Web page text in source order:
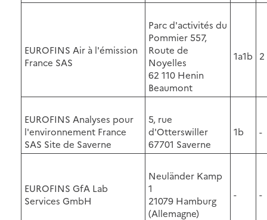
EUROFINS Air à l'émission
France SAS
Parc d'activités du
Pommier 557,
Route de
Noyelles
62 110 Henin
Beaumont
1a1b 2
EUROFINS Analyses pour
l'environnement France
SAS Site de Saverne
5, rue
d'Otterswiller
67701 Saverne
1b -
EUROFINS GfA Lab
Services GmbH
Neuländer Kamp
1
21079 Hamburg
(Allemagne)
- -